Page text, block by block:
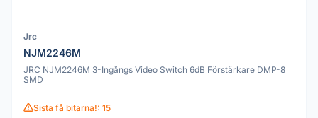
Jrc
NJM2246M
JRC NJM2246M 3-Ingångs Video Switch 6dB Förstärkare DMP-8
SMD
Sista få bitarna!: 15